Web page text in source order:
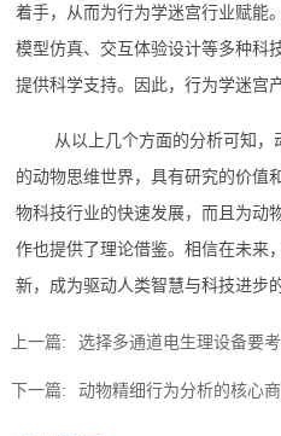
着手，从而为行为学迷宫行业赋能
模型仿真、交互体验设计等多种科
提供科学支持。因此，行为学迷宫
从以上几个方面的分析可知
的动物思维世界，具有研究的价值
物科技行业的快速发展，而且为动
作也提供了理论借鉴。相信在未来
新，成为驱动人类智慧与科技进步
上一篇: 选择多通道电生理设备要
下一篇: 动物精细行为分析的核心